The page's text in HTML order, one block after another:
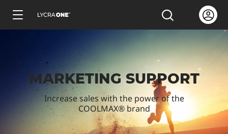
简体中文
了解服装证明信
打开搜索
Open
MARKETING SUPPORT
Increase sales with the power of the
COOLMAX® brand